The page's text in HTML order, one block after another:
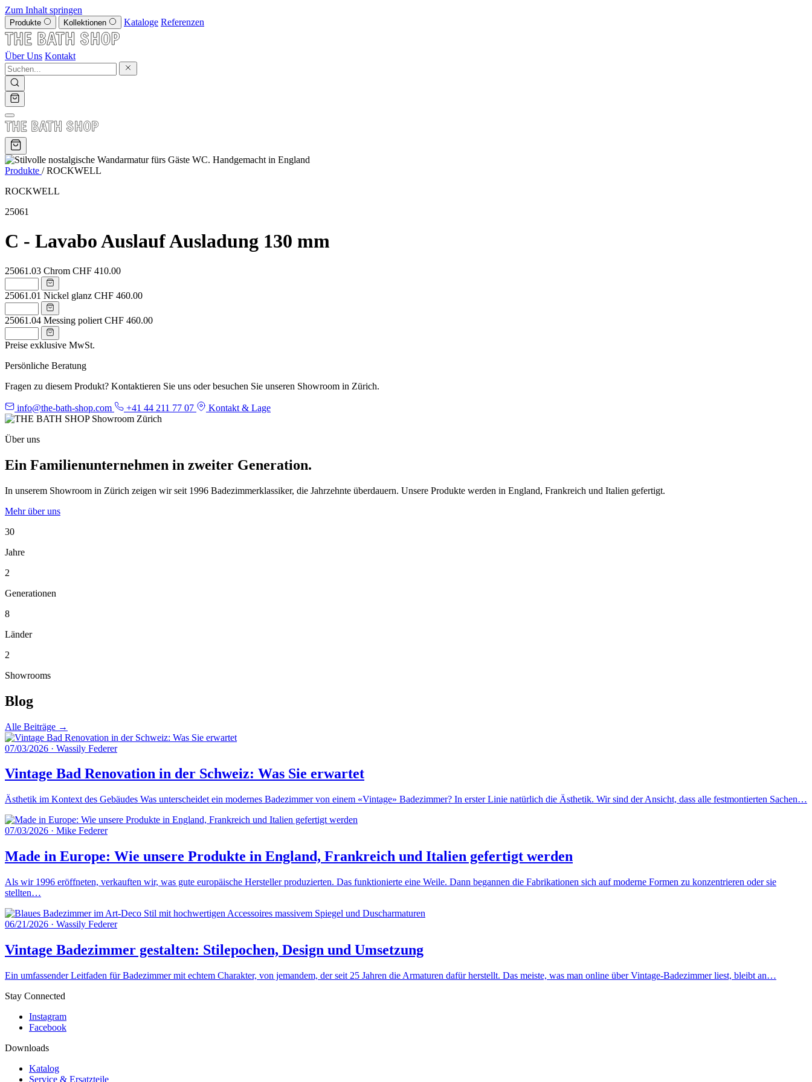
Zum Inhalt springen
Produkte Kollektionen Kataloge Referenzen
Über Uns Kontakt
Produkte / ROCKWELL
ROCKWELL
25061
C - Lavabo Auslauf Ausladung 130 mm
25061.03 Chrom CHF 410.00
25061.01 Nickel glanz CHF 460.00
25061.04 Messing poliert CHF 460.00
Preise exklusive MwSt.
Persönliche Beratung
Fragen zu diesem Produkt? Kontaktieren Sie uns oder besuchen Sie unseren Showroom in Zürich.
info@the-bath-shop.com +41 44 211 77 07 Kontakt & Lage
Über uns
Ein Familienunternehmen in zweiter Generation.
In unserem Showroom in Zürich zeigen wir seit 1996 Badezimmerklassiker, die Jahrzehnte überdauern. Unsere Produkte werden in England, Frankreich und Italien gefertigt.
Mehr über uns
30
Jahre
2
Generationen
8
Länder
2
Showrooms
Blog
Alle Beiträge →
07/03/2026 · Wassily Federer
Vintage Bad Renovation in der Schweiz: Was Sie erwartet
Ästhetik im Kontext des Gebäudes Was unterscheidet ein modernes Badezimmer von einem «Vintage» Badezimmer? In erster Linie natürlich die Ästhetik. Wir sind der Ansicht, dass alle festmontierten Sachen…
07/03/2026 · Mike Federer
Made in Europe: Wie unsere Produkte in England, Frankreich und Italien gefertigt werden
Als wir 1996 eröffneten, verkauften wir, was gute europäische Hersteller produzierten. Das funktionierte eine Weile. Dann begannen die Fabrikationen sich auf moderne Formen zu konzentrieren oder sie
stellten…
06/21/2026 · Wassily Federer
Vintage Badezimmer gestalten: Stilepochen, Design und Umsetzung
Ein umfassender Leitfaden für Badezimmer mit echtem Charakter, von jemandem, der seit 25 Jahren die Armaturen dafür herstellt. Das meiste, was man online über Vintage-Badezimmer liest, bleibt an…
Stay Connected
Instagram
Facebook
Downloads
Katalog
Service & Ersatzteile